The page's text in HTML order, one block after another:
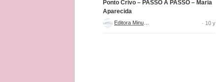
Ponto Crivo – PASSO A PASSO – Maria
Aparecida
· 10 y